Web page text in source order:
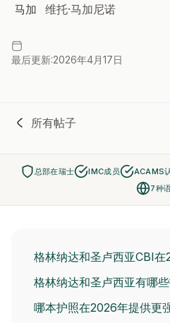
维托·马加尼诺
最后更新:2026年4月17日
所有帖子
总部在瑞士 IMC成员 ACAMS
7种
格林纳达和圣卢西亚CBI
格林纳达和圣卢西亚有哪
哪本护照在2026年提供更